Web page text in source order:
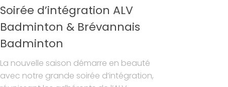
Soirée d’intégration ALV
Badminton & Brévannais
Badminton
La nouvelle saison démarre en beauté
avec notre grande soirée d’intégration,